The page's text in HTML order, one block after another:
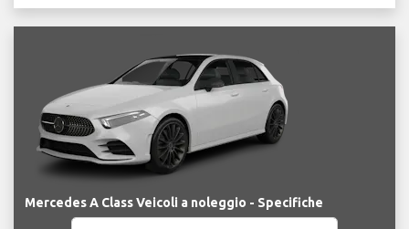
Mercedes A Class Veicoli a noleggio - Specifiche